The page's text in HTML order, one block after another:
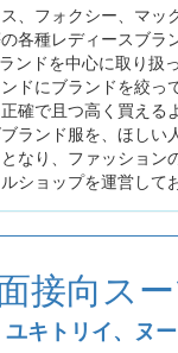
、フォクシー、マ
各種レディースブラ
ンドを中心に取り扱
ドにブランドを絞っ
確で且つ高く買える
ランド服を、ほしい
なり、ファッション
ショップを運営して
接向ス
ユキトリイ、ヌ